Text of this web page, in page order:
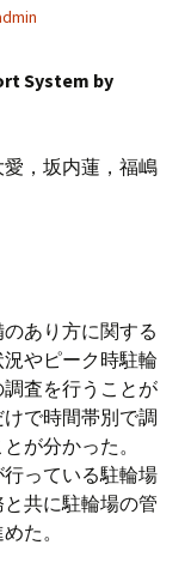
System by
，坂内蓮，福嶋
あり方に関する
やピーク時駐輪
査を行うことが
で時間帯別で調
が分かった。
っている駐輪場
共に駐輪場の管
た。